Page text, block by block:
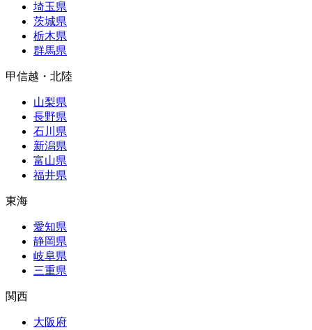
埼玉県
茨城県
栃木県
群馬県
甲信越・北陸
山梨県
長野県
石川県
新潟県
富山県
福井県
東海
愛知県
静岡県
岐阜県
三重県
関西
大阪府